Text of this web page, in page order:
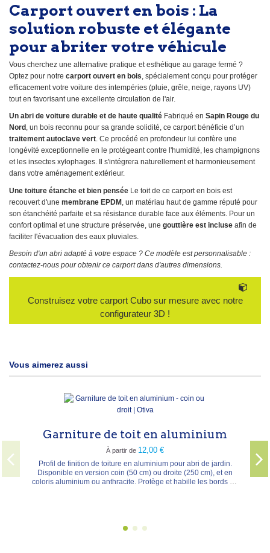
Carport ouvert en bois : La
solution robuste et élégante
pour abriter votre véhicule
Vous cherchez une alternative pratique et esthétique au garage fermé ?
Optez pour notre carport ouvert en bois , spécialement conçu pour protéger
efficacement votre voiture des intempéries (pluie, grêle, neige, rayons UV)
tout en favorisant une excellente circulation de l'air.
Un abri de voiture durable et de haute qualité Fabriqué en Sapin Rouge du
Nord , un bois reconnu pour sa grande solidité, ce carport bénéficie d’un
traitement autoclave vert. Ce procédé en profondeur lui confère une
longévité exceptionnelle en le protégeant contre l'humidité, les champignons
et les insectes xylophages. Il s'intégrera naturellement et harmonieusement
dans votre aménagement extérieur.
Une toiture étanche et bien pensée Le toit de ce carport en bois est
recouvert d'une membrane EPDM, un matériau haut de gamme réputé pour
son étanchéité parfaite et sa résistance durable face aux éléments. Pour un
confort optimal et une structure préservée, une gouttière est incluse afin de
faciliter l'évacuation des eaux pluviales.
Besoin d'un abri adapté à votre espace ? Ce modèle est personnalisable :
contactez-nous pour obtenir ce carport dans d'autres dimensions.
Construisez votre carport Cubo sur mesure avec notre
configurateur 3D !
Vous aimerez aussi
de toit en aluminium
12,00 €
de finition de toiture en aluminium pour abri de jardin.
en version coin (50 cm) ou droite (250 cm), et en
ou anthracite. Protège et habille les bords de
Le
ml.